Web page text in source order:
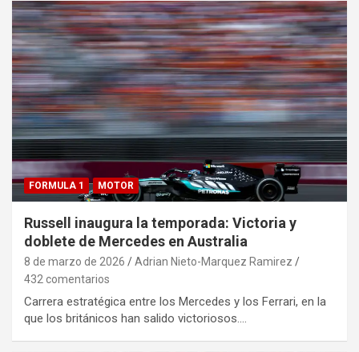
FORMULA 1 MOTOR
Russell inaugura la temporada: Victoria y
doblete de Mercedes en Australia
8 de marzo de 2026
Adrian Nieto-Marquez Ramirez
432 comentarios
Carrera estratégica entre los Mercedes y los Ferrari, en la
que los británicos han salido victoriosos.…